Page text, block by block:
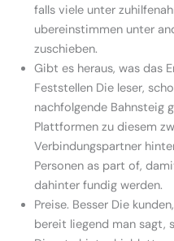
falls viele unter
ubereinstimmen unter
zuschieben.
Gibt es heraus, was das
Feststellen Die leser,
nachfolgende Bahnsteig
Plattformen zu diesem
Verbindungspartner
Personen as part of,
dahinter fundig werden.
Preise. Besser Die
bereit liegend man sagt,